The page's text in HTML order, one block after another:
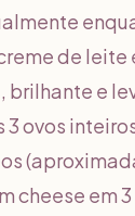
de leite
brilhante e
ovos
cheese em